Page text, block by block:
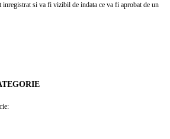
inregistrat si va fi vizibil de indata ce va fi aprobat de un